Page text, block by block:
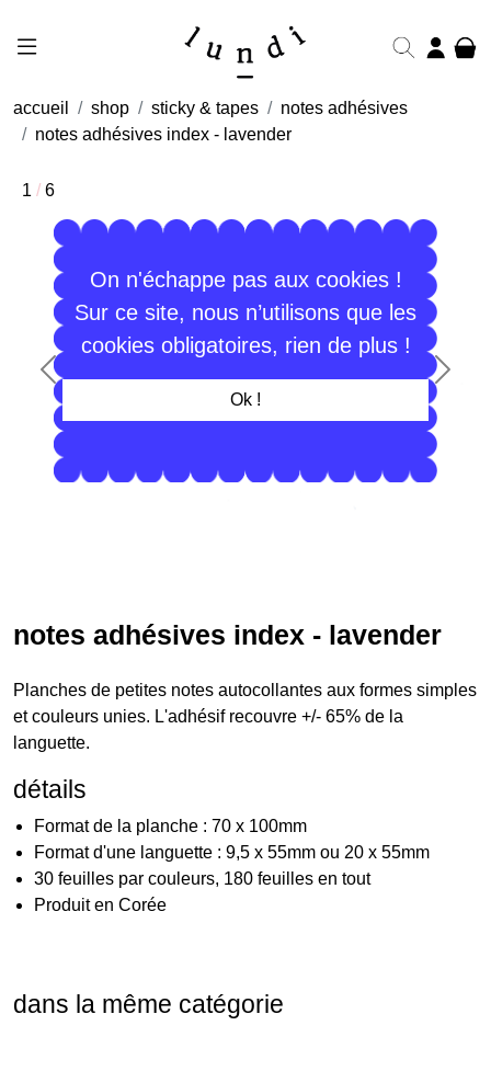
On n'échappe pas aux cookies !
Sur ce site, nous n’utilisons que les
cookies obligatoires, rien de plus !
Ok !
accueil shop sticky & tapes
notes adhésives
notes adhésives index - lavender
1 / 6
Précédent
notes adhésives index - lavender
Planches de petites notes autocollantes aux formes simples
et couleurs unies. L'adhésif recouvre +/- 65% de la
languette.
détails
Format de la planche : 70 x 100mm
Format d'une languette : 9,5 x 55mm ou 20 x 55mm
30 feuilles par couleurs, 180 feuilles en tout
Produit en Corée
dans la même catégorie